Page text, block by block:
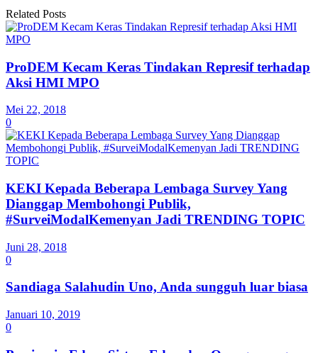
Related Posts
ProDEM Kecam Keras Tindakan Represif terhadap
Aksi HMI MPO
Mei 22, 2018
0
KEKI Kepada Beberapa Lembaga Survey Yang
Dianggap Membohongi Publik,
#SurveiModalKemenyan Jadi TRENDING TOPIC
Juni 28, 2018
0
Sandiaga Salahudin Uno, Anda sungguh luar biasa
Januari 10, 2019
0